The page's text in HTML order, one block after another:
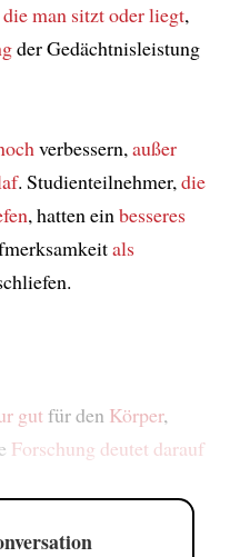
die man sitzt oder liegt,
der Gedächtnisleistung
verbessern,außer
. Studienteilnehmer,die
, hatten einbesseres
als
gutfür den Körper,
Forschung deutet darauf